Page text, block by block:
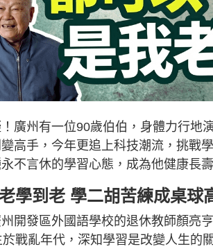
廣州有一位90歲伯伯，身體力行地
高手，今年更追上科技潮流，挑戰
不言休的學習心態，成為他健康長
學到老 學二胡苦練成桌球
開發區外國語學校的退休教師顏亮
戰亂年代，深知學習是改變人生的